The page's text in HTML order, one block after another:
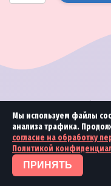
Мы используем файлы
анализа трафика.
согласие на обработку
Политикой
ПРИНЯТЬ